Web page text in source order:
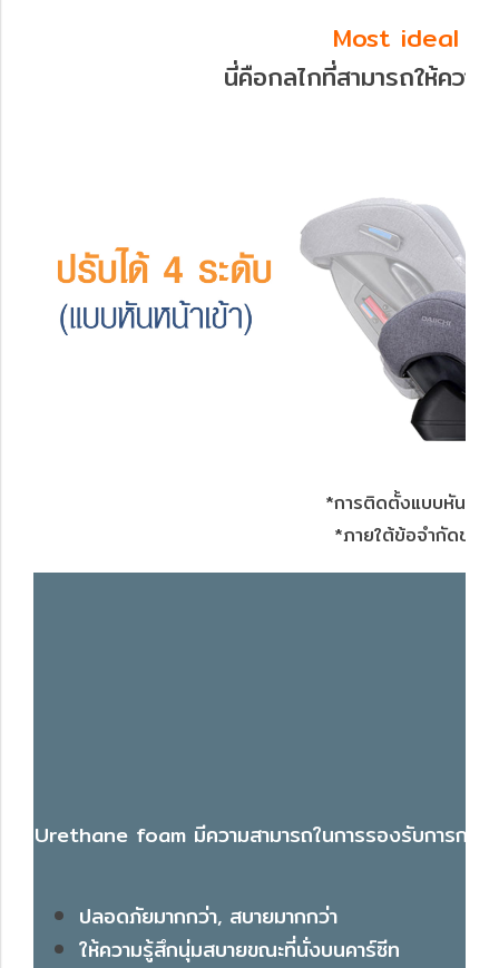
Most ideal
นี่คือกลไกที่สามารถให้ควา
*การติดตั้งแบบหันหน้า
*ภายใต้ข้อจำกัดของ
Urethane foam มีความสามารถในการรองรับการกร
ปลอดภัยมากกว่า, สบายมากกว่า
ให้ความรู้สึกนุ่มสบายขณะที่นั่งบนคาร์ซีท